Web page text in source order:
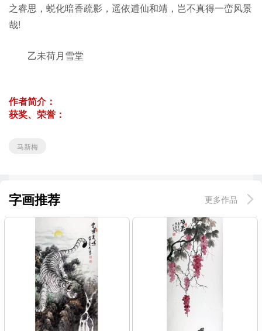
之睿思，蜕化暗香疏影，遥依逋仙和靖，岂不真得一峦风景
哉!
乙未荷月雪堂
作者简介：
获奖、荣誉：
马新梅
字画推荐 更多作品